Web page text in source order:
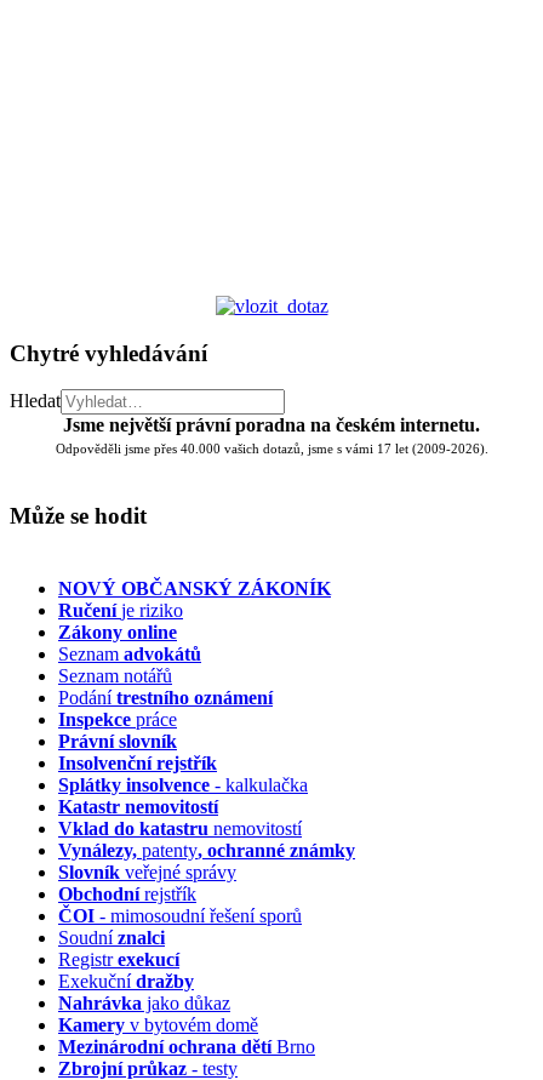
Chytré vyhledávání
Hledat
Jsme největší právní poradna na českém internetu.
Odpověděli jsme přes 40.000 vašich dotazů, jsme s vámi 17 let (2009-2026).
Může se hodit
NOVÝ OBČANSKÝ ZÁKONÍK
Ručeníje riziko
Zákony online
Seznam advokátů
Seznam notářů
Podánítrestního oznámení
Inspekce práce
Právní slovník
Insolvenčnírejstřík
Splátky insolvence - kalkulačka
Katastr nemovitostí
Vklad do katastru nemovitostí
Vynálezy, patenty, ochranné známky
Slovník veřejné správy
Obchodnírejstřík
ČOI - mimosoudní řešení sporů
Soudníznalci
Registrexekucí
Exekučnídražby
Nahrávka jako důkaz
Kamery v bytovém domě
Mezinárodní ochrana dětíBrno
Zbrojní průkaz - testy